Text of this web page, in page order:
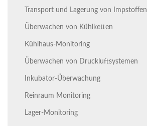
Transport und Lagerung von Impstoffen
Überwachen von Kühlketten
Kühlhaus-Monitoring
Überwachen von Druckluftsystemen
Inkubator-Überwachung
Reinraum Monitoring
Lager-Monitoring